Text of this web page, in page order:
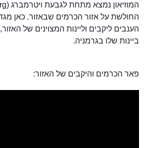
החולשת על אזור הכרמים שבאזור. כאן
הענבים ליקבים וליינות המצוינים של
ביינות שלו בגרמניה.
פאר הכרמים והיקבים של האזור: